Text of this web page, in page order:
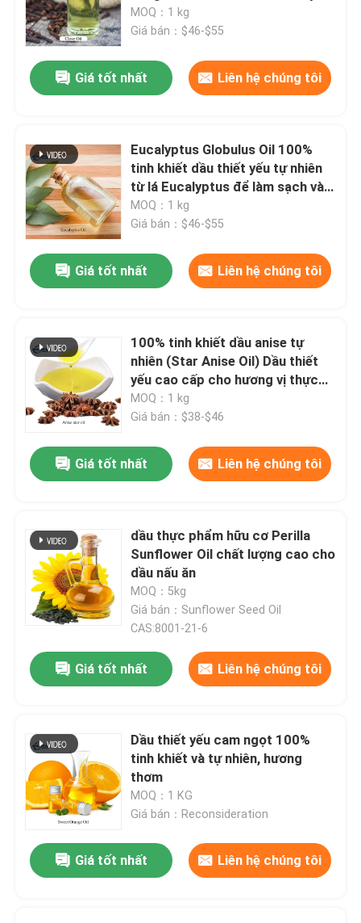
Trình diễn VR
Về chúng tôi
Chuyến tham quan nhà máy
Kiểm soát chất lượng
Liên hệ với chúng tôi
Hương vị của thực phẩm
hương vị và hương thơm
Hương vị tổng hợp
Tinh dầu thực vật tự nhiên
chiết xuất thực vật tinh khiết
Chất làm ngọt
bột trái cây
bột đông khô
Dầu hữu cơ
để Tạo hương vị Chăm sóc răng
miệng Nước hoa & Sản phẩm tự
MOQ：1 kg
Giá bán：$46-$55
Giá tốt nhất Liên hệ chúng tôi
Eucalyptus Globulus Oil 100%
tinh khiết dầu thiết yếu tự nhiên
từ lá Eucalyptus để làm sạch và
chăm sóc cá nhân
MOQ：1 kg
Giá bán：$46-$55
Giá tốt nhất Liên hệ chúng tôi
100% tinh khiết dầu anise tự
nhiên (Star Anise Oil) Dầu thiết
yếu cao cấp cho hương vị thực
phẩm nước hoa & aromatherapy
MOQ：1 kg
Giá bán：$38-$46
Giá tốt nhất Liên hệ chúng tôi
dầu thực phẩm hữu cơ Perilla
Sunflower Oil chất lượng cao cho
dầu nấu ăn
MOQ：5kg
Giá bán：Sunflower Seed Oil
CAS:8001-21-6
Giá tốt nhất Liên hệ chúng tôi
Dầu thiết yếu cam ngọt 100%
tinh khiết và tự nhiên, hương
thơm
MOQ：1 KG
Giá bán：Reconsideration
Giá tốt nhất Liên hệ chúng tôi